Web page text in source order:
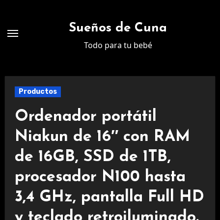
contenido
Sueños de Cuna
Todo para tu bebé
Productos
Ordenador portátil
Niakun de 16″ con RAM
de 16GB, SSD de 1TB,
procesador N100 hasta
3,4 GHz, pantalla Full HD